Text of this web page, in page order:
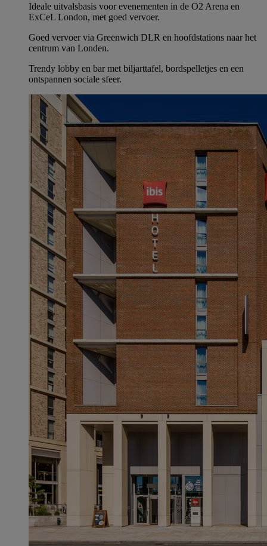
Ideale uitvalsbasis voor evenementen in de O2 Arena en
ExCeL London, met goed vervoer.
Goed vervoer via Greenwich DLR en hoofdstations naar het
centrum van Londen.
Trendy lobby en bar met biljarttafel, bordspelletjes en een
ontspannen sociale sfeer.